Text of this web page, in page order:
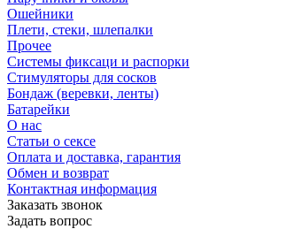
Ошейники
Плети, стеки, шлепалки
Прочее
Системы фиксаци и распорки
Стимуляторы для сосков
Бондаж (веревки, ленты)
Батарейки
О нас
Статьи о сексе
Оплата и доставка, гарантия
Обмен и возврат
Контактная информация
Заказать звонок
Задать вопрос